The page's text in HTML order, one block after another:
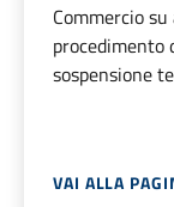
Commercio
procedimento
sospensione
VAI ALLA